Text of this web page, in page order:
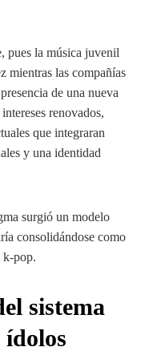
pues la música juvenil
mientras las compañías
de una nueva
renovados,
que integraran
y una identidad
surgió un modelo
consolidándose como
k-pop.
sistema